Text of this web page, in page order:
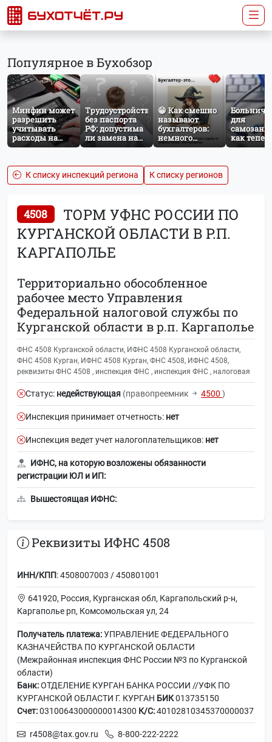
Популярное в Бухобзор
Минфин может
разрешить
учитывать
расходы на
защиту от
расчёте налога
на прибыль
Трудоустройство
без паспорта
РФ: допустима
ли замена на
загранпаспорт?
😁 Как смешно
называют
бухгалтеров:
немного
профессионального
для
как
работает
К списку инспекций региона К списку регионов
4508
ТОРМ УФНС РОССИИ ПО
КУРГАНСКОЙ ОБЛАСТИ В Р.П.
КАРГАПОЛЬЕ
Территориально обособленное
рабочее место Управления
Федеральной налоговой службы по
Курганской области в р.п. Каргаполье
ФНС 4508 Курганской области, ИФНС 4508 Курганской области,
ФНС 4508 Курган, ИФНС 4508 Курган, ФНС 4508, ИФНС 4508,
реквизиты ФНС 4508 , инспекция ФНС , инспекция ФНС , налоговая
Статус: недействующая (правопреемник 4500 )
Инспекция принимает отчетность: нет
Инспекция ведет учет налогоплательщиков: нет
ИФНС, на которую возложены обязанности
регистрации ЮЛ и ИП:
Вышестоящая ИФНС:
Реквизиты ИФНС 4508
ИНН/КПП: 4508007003 / 450801001
641920, Россия, Курганская обл, Каргапольский р-н,
Каргаполье рп, Комсомольская ул, 24
Получатель платежа:УПРАВЛЕНИЕ ФЕДЕРАЛЬНОГО
КАЗНАЧЕЙСТВА ПО КУРГАНСКОЙ ОБЛАСТИ
(Межрайонная инспекция ФНС России №3 по Курганской
области)
Банк:ОТДЕЛЕНИЕ КУРГАН БАНКА РОССИИ //УФК ПО
КУРГАНСКОЙ ОБЛАСТИ Г. КУРГАН БИК013735150
Счет:03100643000000014300 К/С:40102810345370000037
r4508@tax.gov.ru 8-800-222-2222